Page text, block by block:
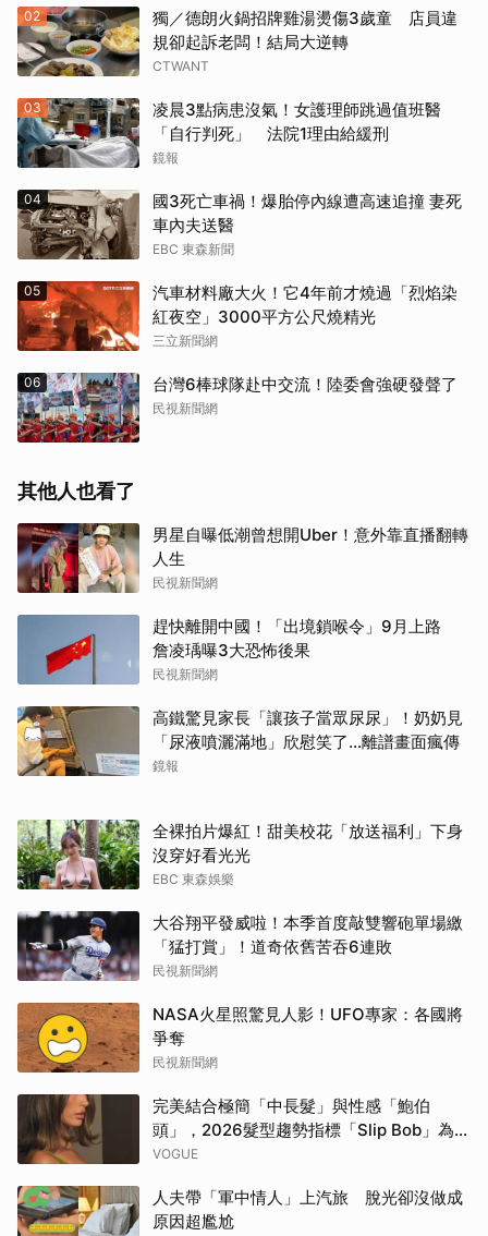
02
獨／德朗火鍋招牌雞湯燙傷3歲童 店員違
規卻起訴老闆！結局大逆轉
CTWANT
03
凌晨3點病患沒氣！女護理師跳過值班醫
「自行判死」 法院1理由給緩刑
鏡報
04
國3死亡車禍！爆胎停內線遭高速追撞 妻死
車內夫送醫
EBC 東森新聞
05
汽車材料廠大火！它4年前才燒過「烈焰染
紅夜空」3000平方公尺燒精光
三立新聞網
06 台灣6棒球隊赴中交流！陸委會強硬發聲了
民視新聞網
其他人也看了
男星自曝低潮曾想開Uber！意外靠直播翻轉
人生
民視新聞網
趕快離開中國！「出境鎖喉令」9月上路
詹凌瑀曝3大恐怖後果
民視新聞網
高鐵驚見家長「讓孩子當眾尿尿」！奶奶見
「尿液噴灑滿地」欣慰笑了…離譜畫面瘋傳
鏡報
全裸拍片爆紅！甜美校花「放送福利」下身
沒穿好看光光
EBC 東森娛樂
大谷翔平發威啦！本季首度敲雙響砲單場繳
「猛打賞」！道奇依舊苦吞6連敗
民視新聞網
NASA火星照驚見人影！UFO專家：各國將
爭奪
民視新聞網
完美結合極簡「中長髮」與性感「鮑伯
頭」，2026髮型趨勢指標「Slip Bob」為何
自帶90年代超模氣場？
VOGUE
人夫帶「軍中情人」上汽旅 脫光卻沒做成
原因超尷尬